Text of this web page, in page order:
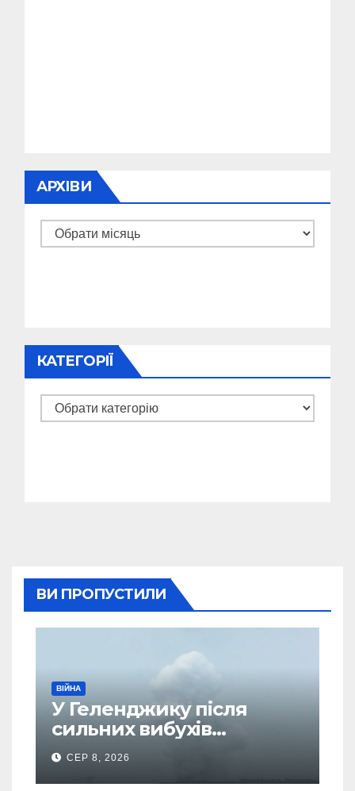
АРХІВИ
Архіви
КАТЕГОРІЇ
Категорії
ВИ ПРОПУСТИЛИ
ВІЙНА
У Геленджику після
сильних вибухів
почалася масова
евакуація
СЕР 8, 2026